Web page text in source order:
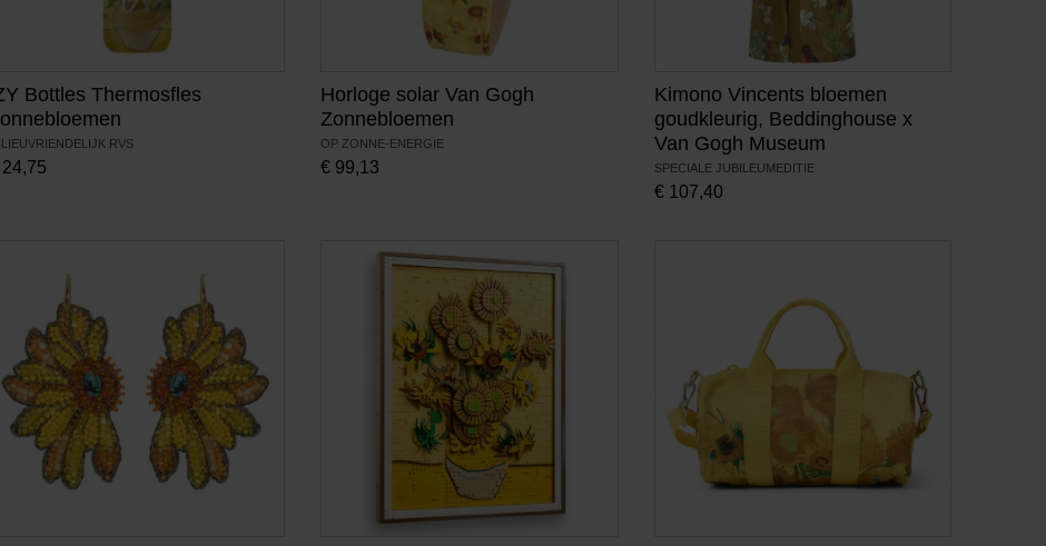
Bottles Thermosfles
RVS
24,75
Horloge solar Van Gogh
Zonnebloemen
OP ZONNE-ENERGIE
€ 99,13
Kimono Vincents bloemen
goudkleurig, Beddinghouse x
Van Gogh Museum
SPECIALE JUBILEUMEDITIE
€ 107,40